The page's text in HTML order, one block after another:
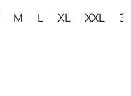
4XL
M L XL XXL